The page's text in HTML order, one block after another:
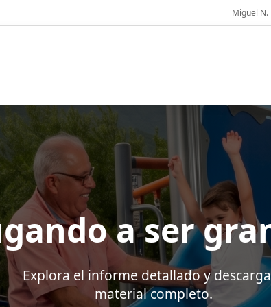
Miguel
a ser
Explora el informe detallado y
material completo.